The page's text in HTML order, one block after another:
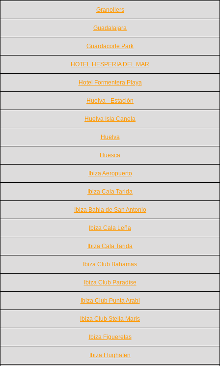
Granollers
Guadalajara
Guardacorte Park
HOTEL HESPERIA DEL MAR
Hotel Formentera Playa
Huelva - Estación
Huelva Isla Canela
Huelva
Huesca
Ibiza Aeropuerto
Ibiza Cala Tarida
Ibiza Bahia de San Antonio
Ibiza Cala Leña
Ibiza Cala Tarida
Ibiza Club Bahamas
Ibiza Club Paradise
Ibiza Club Punta Arabi
Ibiza Club Stella Maris
Ibiza Figueretas
Ibiza Flughafen